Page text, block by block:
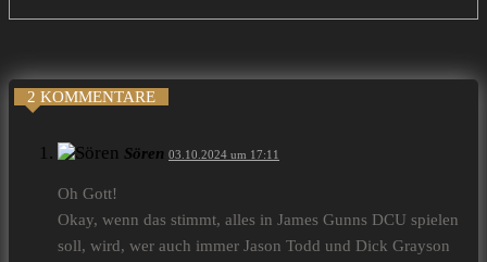
2 KOMMENTARE
Sören 03.10.2024 um 17:11
Oh Gott!
Okay, wenn das stimmt, alles in James Gunns DCU spielen
soll, wird, wer auch immer Jason Todd und Dick Grayson